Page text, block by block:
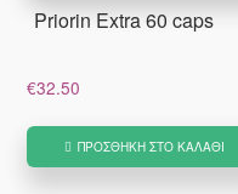
Priorin Extra 60 caps
€32.50
ΠΡΟΣΘΉΚΗ ΣΤΟ ΚΑΛΆΘΙ